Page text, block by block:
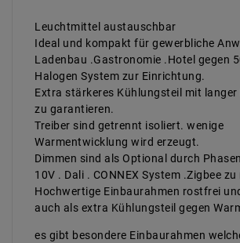
Leuchtmittel austauschbar
Ideal und kompakt für gewerbliche
Ladenbau .Gastronomie .Hotel gegen
Halogen System zur Einrichtung.
Extra stärkeres Kühlungsteil mit langer
zu garantieren.
Treiber sind getrennt isoliert. wenige
Warmentwicklung wird erzeugt.
Dimmen sind als Optional durch
10V . Dali . CONNEX System .Zigbee
Hochwertige Einbaurahmen rostfrei
auch als extra Kühlungsteil gegen
es gibt besondere Einbaurahmen